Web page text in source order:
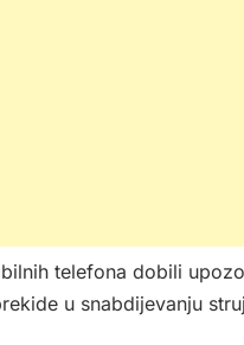
telefona dobili
u snabdijevanju